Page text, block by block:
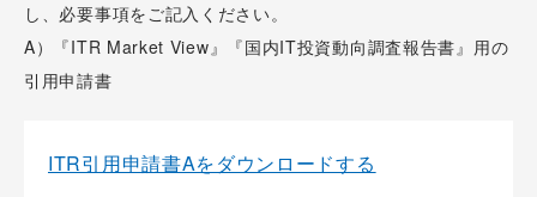
し、必要事項をご記入ください。
A）『ITR Market View』『国内IT投資動向調査報告書』用の
引用申請書
ITR引用申請書Aをダウンロードする